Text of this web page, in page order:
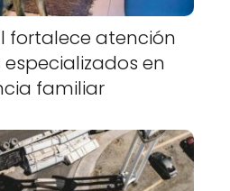
fortalece atención
en
familiar